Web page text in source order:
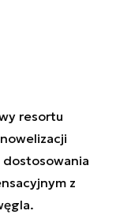
resortu
z